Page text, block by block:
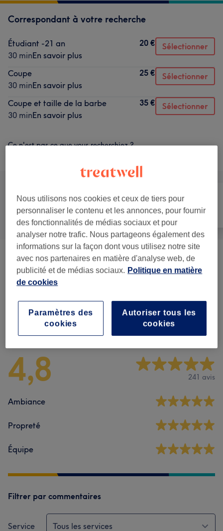
Correspondant à votre recherche
Étudiant -21 an
30 minEn savoir plus
20 € Sélectionner
Coupe
30 minEn savoir plus
25 € Sélectionner
Coupe et taille de la barbe
30 minEn savoir plus
35 € Sélectionner
Ce n'est pas ce que vous recherchiez ?
Tout Coiffure Visage
Homme - Coupe Et Barbe (3) à partir de 15 €
Coupe - Étudiant
Avis sur le salon
4,8 241 avis
Ambiance
Propreté
Équipe
Filtrer par commentaires
Service Tous les services
Nous utilisons nos cookies et ceux de tiers pour
personnaliser le contenu et les annonces, pour fournir
des fonctionnalités de médias sociaux et pour
analyser notre trafic. Nous partageons également des
informations sur la façon dont vous utilisez notre site
avec nos partenaires en matière d'analyse web, de
publicité et de médias sociaux. Politique en matière
de cookies
Autoriser tous les
cookies
Paramètres des
cookies